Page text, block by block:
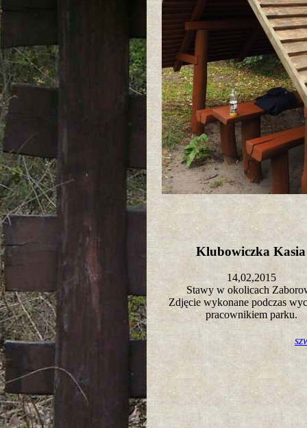
Klubowiczka
14,02,2015
Stawy w okolicach
Zdjęcie wykonane podczas
pracownikiem parku.